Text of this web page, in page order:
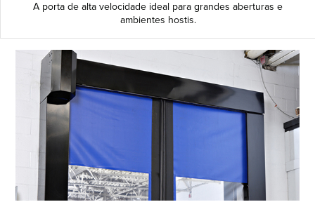
A porta de alta velocidade ideal para grandes aberturas e
ambientes hostis.